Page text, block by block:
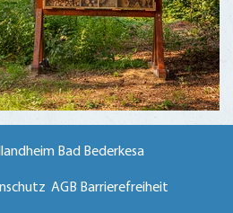
Bad Bederkesa
AGB Barrierefreiheit